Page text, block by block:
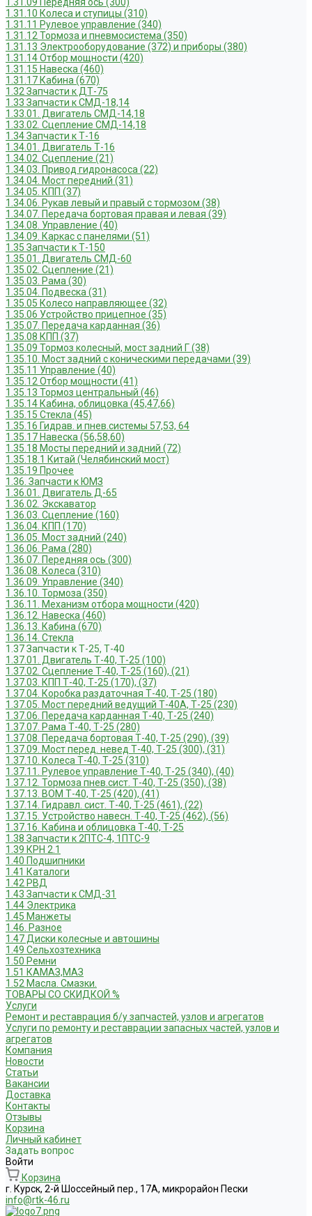
1.31.10 Колеса и ступицы (310)
1.31.11 Рулевое управление (340)
1.31.12 Тормоза и пневмосистема (350)
1.31.13 Электрооборудование (372) и приборы (380)
1.31.14 Отбор мощности (420)
1.31.15 Навеска (460)
1.31.17 Кабина (670)
1.32 Запчасти к ДТ-75
1.33 Запчасти к СМД-18,14
1.33.01. Двигатель СМД-14,18
1.33.02. Сцепление СМД-14,18
1.34 Запчасти к Т-16
1.34.01. Двигатель Т-16
1.34.02. Сцепление (21)
1.34.03. Привод гидронасоса (22)
1.34.04. Мост передний (31)
1.34.05. КПП (37)
1.34.06. Рукав левый и правый с тормозом (38)
1.34.07. Передача бортовая правая и левая (39)
1.34.08. Управление (40)
1.34.09. Каркас с панелями (51)
1.35 Запчасти к Т-150
1.35.01. Двигатель СМД-60
1.35.02. Сцепление (21)
1.35.03. Рама (30)
1.35.04. Подвеска (31)
1.35.05 Колесо направляющее (32)
1.35.06 Устройство прицепное (35)
1.35.07. Передача карданная (36)
1.35.08 КПП (37)
1.35.09 Тормоз колесный, мост задний Г (38)
1.35.10. Мост задний с коническими передачами (39)
1.35.11 Управление (40)
1.35.12 Отбор мощности (41)
1.35.13 Тормоз центральный (46)
1.35.14 Кабина, облицовка (45,47,66)
1.35.15 Стекла (45)
1.35.16 Гидрав. и пнев.системы 57,53, 64
1.35.17 Навеска (56,58,60)
1.35.18 Мосты передний и задний (72)
1.35.18.1 Китай (Челябинский мост)
1.35.19 Прочее
1.36. Запчасти к ЮМЗ
1.36.01. Двигатель Д-65
1.36.02. Экскаватор
1.36.03. Сцепление (160)
1.36.04. КПП (170)
1.36.05. Мост задний (240)
1.36.06. Рама (280)
1.36.07. Передняя ось (300)
1.36.08. Колеса (310)
1.36.09. Управление (340)
1.36.10. Тормоза (350)
1.36.11. Механизм отбора мощности (420)
1.36.12. Навеска (460)
1.36.13. Кабина (670)
1.36.14. Стекла
1.37 Запчасти к Т-25, Т-40
1.37.01. Двигатель Т-40, Т-25 (100)
1.37.02. Сцепление Т-40, Т-25 (160), (21)
1.37.03. КПП Т-40, Т-25 (170), (37)
1.37.04. Коробка раздаточная Т-40, Т-25 (180)
1.37.05. Мост передний ведущий Т-40А, Т-25 (230)
1.37.06. Передача карданная Т-40, Т-25 (240)
1.37.07. Рама Т-40, Т-25 (280)
1.37.08. Передача бортовая Т-40, Т-25 (290), (39)
1.37.09. Мост перед. невед Т-40, Т-25 (300), (31)
1.37.10. Колеса Т-40, Т-25 (310)
1.37.11. Рулевое управление Т-40, Т-25 (340), (40)
1.37.12. Тормоза пнев.сист. Т-40, Т-25 (350), (38)
1.37.13. ВОМ Т-40, Т-25 (420), (41)
1.37.14. Гидравл. сист. Т-40, Т-25 (461), (22)
1.37.15. Устройство навесн. Т-40, Т-25 (462), (56)
1.37.16. Кабина и облицовка Т-40, Т-25
1.38 Запчасти к 2ПТС-4, 1ПТС-9
1.39 КРН 2.1
1.40 Подшипники
1.41 Каталоги
1.42 РВД
1.43 Запчасти к СМД-31
1.44 Электрика
1.45 Манжеты
1.46. Разное
1.47 Диски колесные и автошины
1.49 Сельхозтехника
1.50 Ремни
1.51 КАМАЗ,МАЗ
1.52 Масла. Смазки.
ТОВАРЫ СО СКИДКОЙ %
Услуги
Ремонт и реставрация б/у запчастей, узлов и агрегатов
Услуги по ремонту и реставрации запасных частей, узлов и
агрегатов
Компания
Новости
Статьи
Вакансии
Доставка
Контакты
Отзывы
Корзина
Личный кабинет
Задать вопрос
Войти
Корзина
г. Курск, 2-й Шоссейный пер., 17А, микрорайон Пески
info@rtk-46.ru